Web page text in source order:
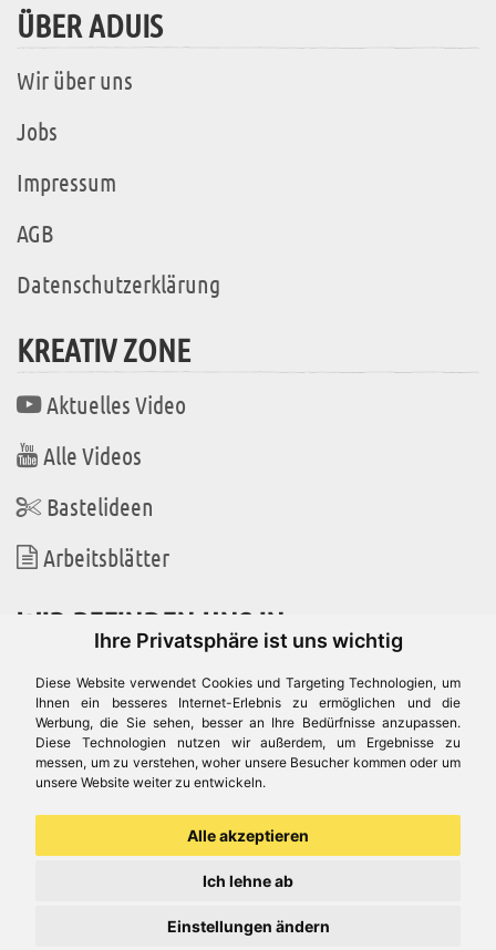
Ihre Privatsphäre ist uns wichtig
Diese Website verwendet Cookies und Targeting Technologien, um
Ihnen ein besseres Internet-Erlebnis zu ermöglichen und die
Werbung, die Sie sehen, besser an Ihre Bedürfnisse anzupassen.
Diese Technologien nutzen wir außerdem, um Ergebnisse zu
messen, um zu verstehen, woher unsere Besucher kommen oder um
unsere Website weiter zu entwickeln.
Alle akzeptieren
Ich lehne ab
Einstellungen ändern
ÜBER ADUIS
Wir über uns
Jobs
Impressum
AGB
Datenschutzerklärung
KREATIV ZONE
Aktuelles Video
Alle Videos
Bastelideen
Arbeitsblätter
WIR BEFINDEN UNS IN
Es gibt uns auch in
© Aduis 1996 - 2026